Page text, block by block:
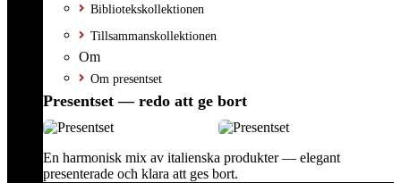
Bibliotekskollektionen
Tillsammanskollektionen
Om
Om presentset
Presentset — redo att ge bort
En harmonisk mix av italienska produkter — elegant
presenterade och klara att ges bort.